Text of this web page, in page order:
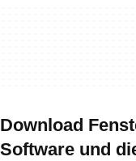
Download
Software und